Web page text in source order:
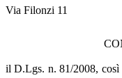
Via Filonzi 11
il D.Lgs. n. 81/2008, così